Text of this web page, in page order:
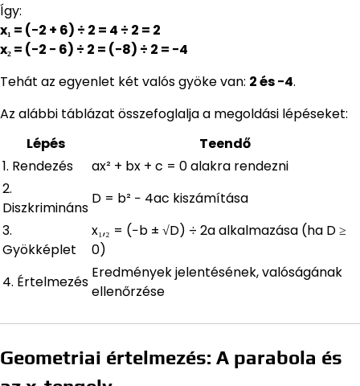
Így:
x₁ = (−2 + 6) ÷ 2 = 4 ÷ 2 = 2
x₂ = (−2 − 6) ÷ 2 = (−8) ÷ 2 = −4
Tehát az egyenlet két valós gyöke van: 2 és −4.
Az alábbi táblázat összefoglalja a megoldási lépéseket:
Lépés
Teendő
1. Rendezés
ax² + bx + c = 0 alakra rendezni
2.
Diszkrimináns
D = b² − 4ac kiszámítása
3.
Gyökképlet
x₁,₂ = (−b ± √D) ÷ 2a alkalmazása (ha D ≥
0)
4. Értelmezés
Eredmények jelentésének, valóságának
ellenőrzése
Geometriai értelmezés: A parabola és